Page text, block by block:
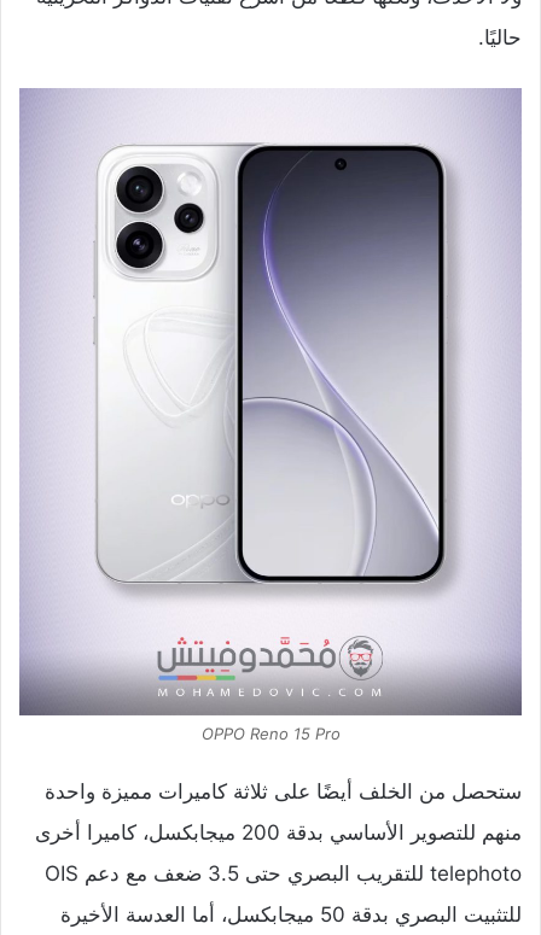
حاليًا.
OPPO Reno 15 Pro
ستحصل من الخلف أيضًا على ثلاثة كاميرات مميزة واحدة
منهم للتصوير الأساسي بدقة 200 ميجابكسل، كاميرا أخرى
telephoto للتقريب البصري حتى 3.5 ضعف مع دعم OIS
للتثبيت البصري بدقة 50 ميجابكسل، أما العدسة الأخيرة